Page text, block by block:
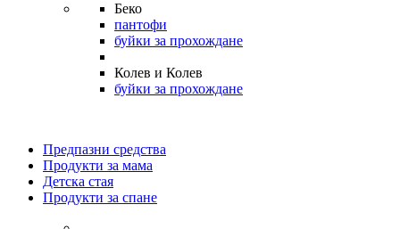
Беко
пантофи
буйки за прохождане
Колев и Колев
буйки за прохождане
Предпазни средства
Продукти за мама
Детска стая
Продукти за спане